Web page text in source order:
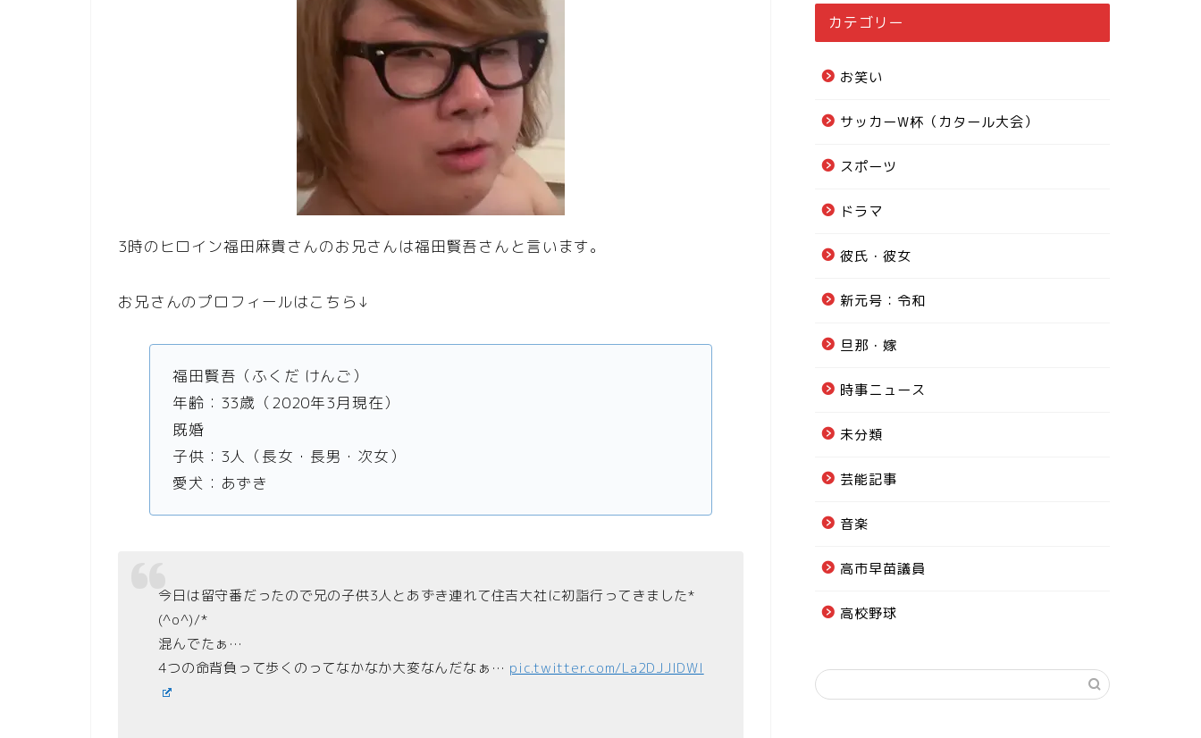
3時のヒロイン福田麻貴さんのお兄さんは福田賢吾さんと言います。
お兄さんのプロフィールはこちら↓
福田賢吾（ふくだ けんご）
年齢：33歳（2020年3月現在）
既婚
子供：3人（長女・長男・次女）
愛犬：あずき
今日は留守番だったので兄の子供3人とあずき連れて住吉大社に初詣行ってきました*
(^o^)/*
混んでたぁ…
4つの命背負って歩くのってなかなか大変なんだなぁ… pic.twitter.com/La2DJJIDWI
カテゴリー
お笑い
サッカーW杯（カタール大会）
スポーツ
ドラマ
彼氏・彼女
新元号：令和
旦那・嫁
時事ニュース
未分類
芸能記事
音楽
高市早苗議員
高校野球